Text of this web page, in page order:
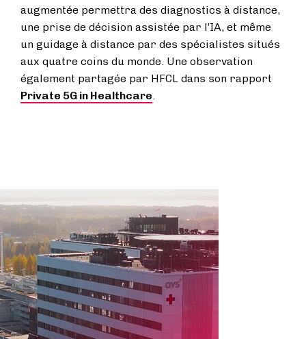
augmentée permettra des diagnostics à distance,
une prise de décision assistée par l’IA, et même
un guidage à distance par des spécialistes situés
aux quatre coins du monde. Une observation
également partagée par HFCL dans son rapport
Private 5G in Healthcare.